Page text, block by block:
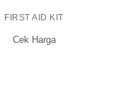
FIRST AID KIT
Cek Harga